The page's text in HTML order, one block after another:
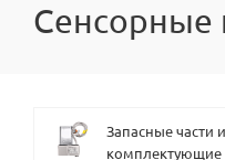
Сенсорные
Запасные части и
комплектующие